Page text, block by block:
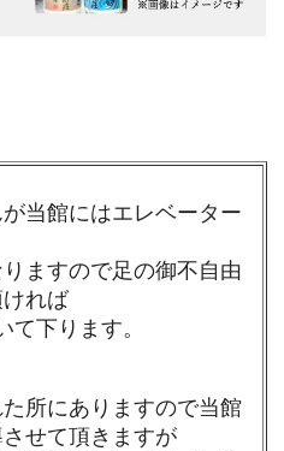
当館にはエレベーター
ますので足の御不自由
れば
て下ります。
所にありますので当館
せて頂きますが